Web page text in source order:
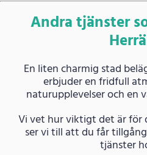
Andra tjänster
En liten charmig stad
erbjuder en fridfull
naturupplevelser och en
Vi vet hur viktigt det är för
ser vi till att du får
tjänster